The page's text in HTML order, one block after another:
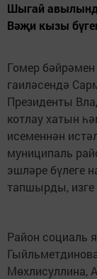
Шыгай
Вәҗи кызы
Гомер
гаиләсендә
Президенты
котлау хатын
исеменнән
муниципаль
эшләре бүлеге
тапшырды, изге
Район социаль
Мөхлисуллина,